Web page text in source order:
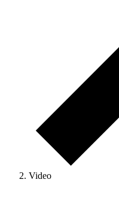
Video